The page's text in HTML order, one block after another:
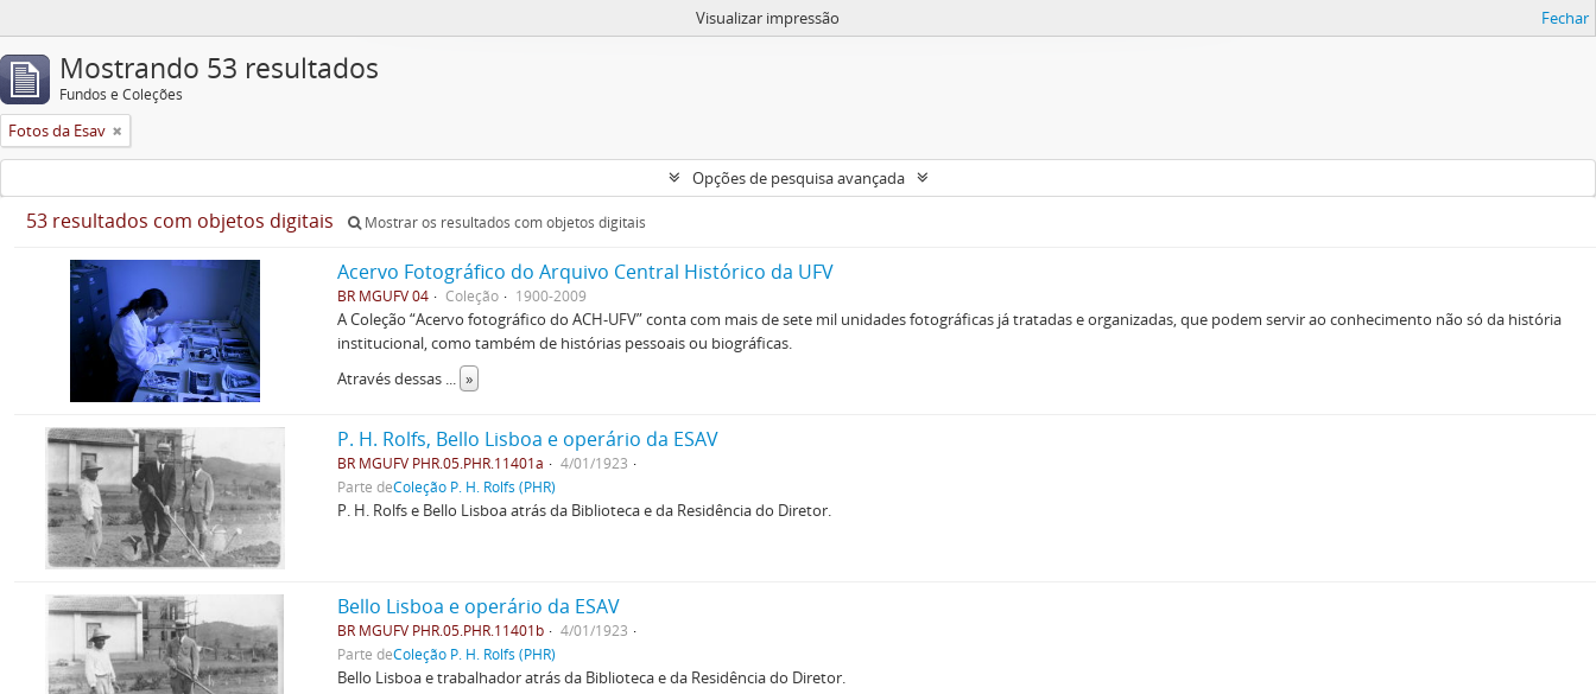
Visualizar impressão Fechar
Mostrando 53 resultados
Fundos e Coleções
Fotos da Esav
Opções de pesquisa avançada
53 resultados com objetos digitais Mostrar os resultados com objetos digitais
Acervo Fotográfico do Arquivo Central Histórico da UFV
BR MGUFV 04 Coleção 1900-2009
A Coleção “Acervo fotográfico do ACH-UFV” conta com mais de sete mil unidades fotográficas já tratadas e organizadas, que podem servir ao conhecimento não só da história
institucional, como também de histórias pessoais ou biográficas.
Através dessas ... »
P. H. Rolfs, Bello Lisboa e operário da ESAV
BR MGUFV PHR.05.PHR.11401a
4/01/1923
Parte deColeção P. H. Rolfs (PHR)
P. H. Rolfs e Bello Lisboa atrás da Biblioteca e da Residência do Diretor.
Bello Lisboa e operário da ESAV
BR MGUFV PHR.05.PHR.11401b
4/01/1923
Parte deColeção P. H. Rolfs (PHR)
Bello Lisboa e trabalhador atrás da Biblioteca e da Residência do Diretor.